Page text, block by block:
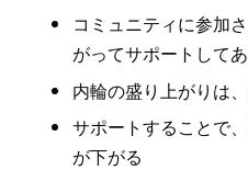
コミュニティに参加
がってサポートして
内輪の盛り上がりは
サポートすることで
が下がる